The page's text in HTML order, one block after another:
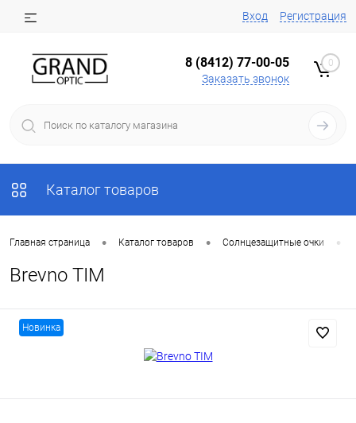
Вход Регистрация
8 (8412) 77-00-05
Заказать звонок
0
Каталог товаров
Главная страница • Каталог товаров • Солнцезащитные очки •
Brevno TIM
Новинка